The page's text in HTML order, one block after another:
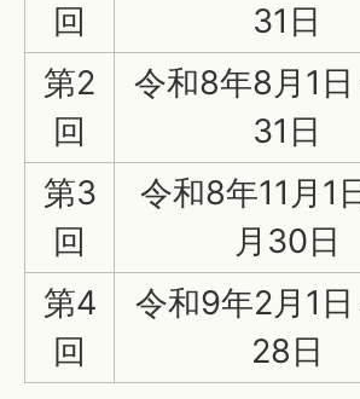
回
31日
第2
回
令和8年8月1日
31日
第3
回
令和8年11月1
月30日
第4
回
令和9年2月1日
28日